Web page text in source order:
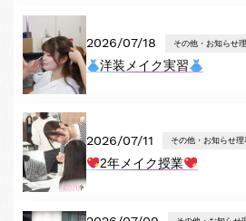
2026/07/18 その他・お知らせ
洋装メイク実習
2026/07/11 その他・お知らせ
2年メイク授業